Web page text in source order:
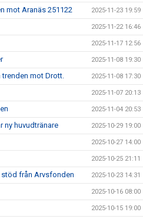
mot Aranäs 251122 2025-11-23 19:59
2025-11-22 16:46
2025-11-17 12:56
2025-11-08 19:30
trenden mot Drott. 2025-11-08 17:30
2025-11-07 20:13
2025-11-04 20:53
ny huvudtränare 2025-10-29 19:00
2025-10-27 14:00
2025-10-25 21:11
från Arvsfonden 2025-10-23 14:31
2025-10-16 08:00
2025-10-15 19:00